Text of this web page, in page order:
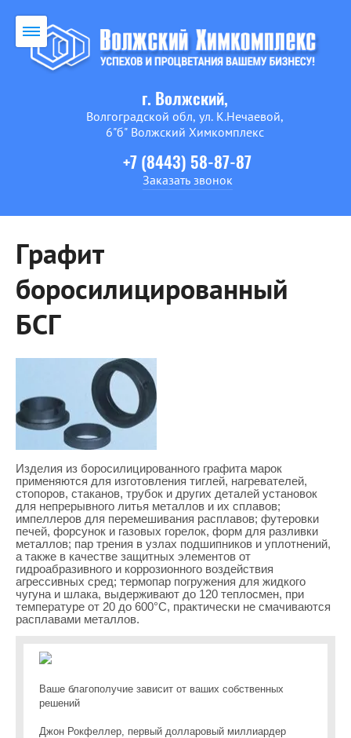
г. Волжский,
Волгоградской обл, ул. К.Нечаевой,
6"б" Волжский Химкомплекс
+7 (8443) 58-87-87
Заказать звонок
Графит
боросилицированный
БСГ
Изделия из боросилицированного графита марок
применяются для изготовления тиглей, нагревателей,
стопоров, стаканов, трубок и других деталей установок
для непрерывного литья металлов и их сплавов;
импеллеров для перемешивания расплавов; футеровки
печей, форсунок и газовых горелок, форм для разливки
металлов; пар трения в узлах подшипников и уплотнений,
а также в качестве защитных элементов от
гидроабразивного и коррозионного воздействия
агрессивных сред; термопар погружения для жидкого
чугуна и шлака, выдерживают до 120 теплосмен, при
температуре от 20 до 600°С, практически не смачиваются
расплавами металлов.
Ваше благополучие зависит от ваших собственных
решений
Джон Рокфеллер, первый долларовый миллиардер